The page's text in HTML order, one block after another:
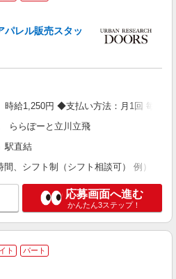
パレル販売スタッ
時給1,250円 ◆支払い方法：月1回 毎月
ららぽーと立川立飛
駅直結
、シフト制（シフト相談可） 例） 早番
応募画面へ進む
かんたん3ステップ！
ト パート